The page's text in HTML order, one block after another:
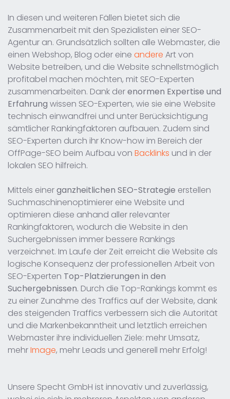
In diesen und weiteren Fällen bietet sich die
Zusammenarbeit mit den Spezialisten einer SEO-
Agentur an. Grundsätzlich sollten alle Webmaster, die
einen Webshop, Blog oder eine andere Art von
Website betreiben, und die Website schnellstmöglich
profitabel machen möchten, mit SEO-Experten
zusammenarbeiten. Dank derenormen Expertise und
Erfahrung wissen SEO-Experten, wie sie eine Website
technisch einwandfrei und unter Berücksichtigung
sämtlicher Rankingfaktoren aufbauen. Zudem sind
SEO-Experten durch ihr Know-how im Bereich der
OffPage-SEO beim Aufbau von Backlinks und in der
lokalen SEO hilfreich.
Mittels einerganzheitlichen SEO-Strategie erstellen
Suchmaschinenoptimierer eine Website und
optimieren diese anhand aller relevanter
Rankingfaktoren, wodurch die Website in den
Suchergebnissen immer bessere Rankings
verzeichnet. Im Laufe der Zeit erreicht die Website als
logische Konsequenz der professionellen Arbeit von
SEO-Experten Top-Platzierungen in den
Suchergebnissen. Durch die Top-Rankings kommt es
zu einer Zunahme des Traffics auf der Website, dank
des steigenden Traffics verbessern sich die Autorität
und die Markenbekanntheit und letztlich erreichen
Webmaster ihre individuellen Ziele: mehr Umsatz,
mehrImage, mehr Leads und generell mehr Erfolg!
Unsere Specht GmbH ist innovativ und zuverlässig,